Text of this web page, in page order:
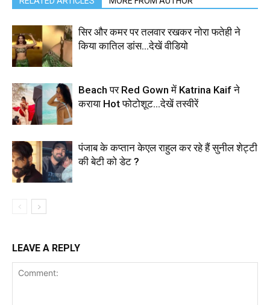
सिर और कमर पर तलवार रखकर नोरा फतेही ने
किया कातिल डांस…देखें वीडियो
Beach पर Red Gown में Katrina Kaif ने
कराया Hot फोटोशूट…देखें तस्वीरें
पंजाब के कप्तान केएल राहुल कर रहे हैं सुनील शेट्टी
की बेटी को डेट ?
LEAVE A REPLY